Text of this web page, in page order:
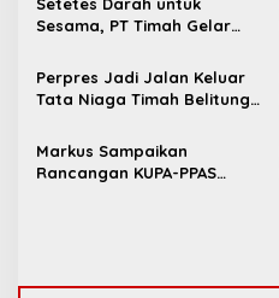
s
i
p
o
s
Sesama, PT Timah Gelar
Jakarta
Perpres Jadi Jalan Keluar
Tata Niaga Timah Belitung,
Masyarakat Bersabar
Markus Sampaikan
Rancangan KUPA-PPAS